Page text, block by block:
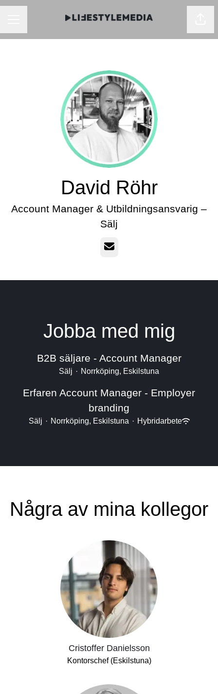
David Röhr
Account Manager & Utbildningsansvarig –
Sälj
E-post
Jobba med mig
B2B säljare - Account Manager
Sälj · Norrköping, Eskilstuna
Erfaren Account Manager - Employer
branding
Sälj · Norrköping, Eskilstuna · Hybridarbete
Några av mina kollegor
Cristoffer Danielsson
Kontorschef (Eskilstuna)